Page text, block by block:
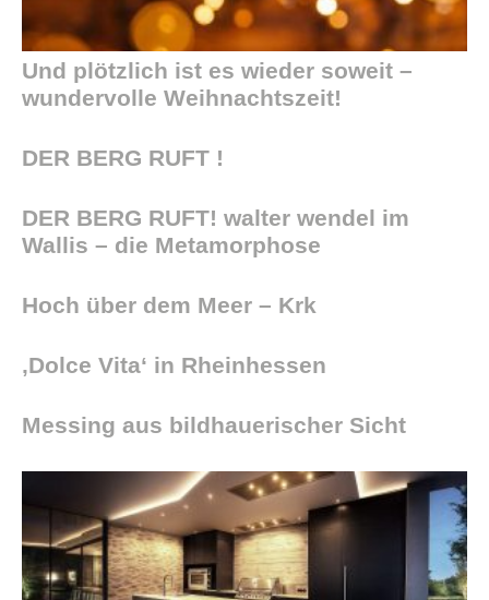
Und plötzlich ist es wieder soweit –
wundervolle Weihnachtszeit!
DER BERG RUFT !
DER BERG RUFT! walter wendel im
Wallis – die Metamorphose
Hoch über dem Meer – Krk
‚Dolce Vita‘ in Rheinhessen
Messing aus bildhauerischer Sicht